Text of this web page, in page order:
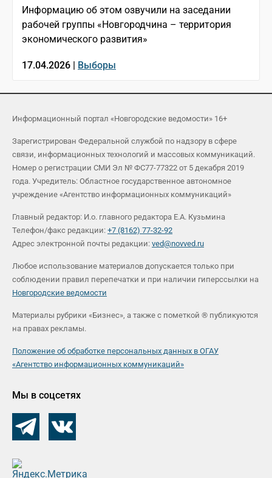
Информацию об этом озвучили на заседании
рабочей группы «Новгородчина – территория
экономического развития»
17.04.2026 | Выборы
Информационный портал «Новгородские ведомости» 16+
Зарегистрирован Федеральной службой по надзору в сфере
связи, информационных технологий и массовых коммуникаций.
Номер о регистрации СМИ Эл № ФС77-77322 от 5 декабря 2019
года. Учредитель: Областное государственное автономное
учреждение «Агентство информационных коммуникаций»
Главный редактор: И.о. главного редактора Е.А. Кузьмина
Телефон/факс редакции: +7 (8162) 77-32-92
Адрес электронной почты редакции: ved@novved.ru
Любое использование материалов допускается только при
соблюдении правил перепечатки и при наличии гиперссылки на
Новгородские ведомости
Материалы рубрики «Бизнес», а также с пометкой ® публикуются
на правах рекламы.
Положение об обработке персональных данных в ОГАУ
«Агентство информационных коммуникаций»
Мы в соцсетях